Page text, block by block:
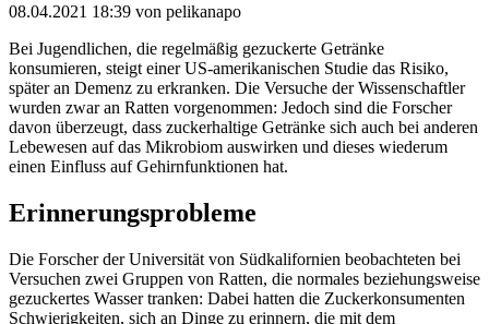
08.04.2021 18:39 von pelikanapo
Bei Jugendlichen, die regelmäßig gezuckerte Getränke
konsumieren, steigt einer US-amerikanischen Studie das Risiko,
später an Demenz zu erkranken. Die Versuche der Wissenschaftler
wurden zwar an Ratten vorgenommen: Jedoch sind die Forscher
davon überzeugt, dass zuckerhaltige Getränke sich auch bei anderen
Lebewesen auf das Mikrobiom auswirken und dieses wiederum
einen Einfluss auf Gehirnfunktionen hat.
Erinnerungsprobleme
Die Forscher der Universität von Südkalifornien beobachteten bei
Versuchen zwei Gruppen von Ratten, die normales beziehungsweise
gezuckertes Wasser tranken: Dabei hatten die Zuckerkonsumenten
Schwierigkeiten, sich an Dinge zu erinnern, die mit dem